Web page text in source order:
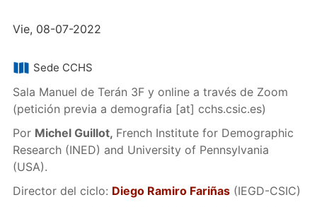
Vie, 08-07-2022
Sede CCHS
Sala Manuel de Terán 3F y online a través de Zoom
(petición previa a demografia [at] cchs.csic.es)
Por Michel Guillot, French Institute for Demographic
Research (INED) and University of Pennsylvania
(USA).
Director del ciclo: Diego Ramiro Fariñas(IEGD-CSIC)